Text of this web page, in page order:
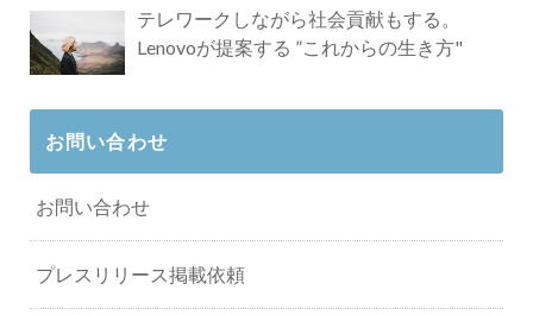
テレワークしながら社会貢献もする。
Lenovoが提案する ”これからの生き方"
お問い合わせ
お問い合わせ
プレスリリース掲載依頼